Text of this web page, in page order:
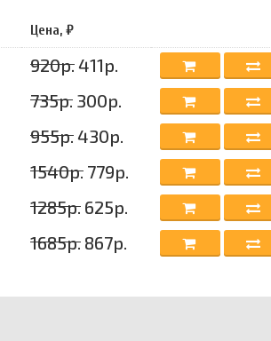
Цена, ₽
920р. 411р.
735р. 300р.
955р. 430р.
1540р. 779р.
1285р. 625р.
1685р. 867р.